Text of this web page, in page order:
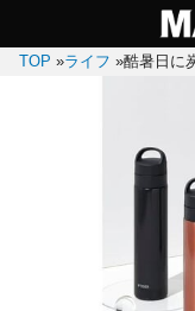
TOP »ライフ »酷暑日に